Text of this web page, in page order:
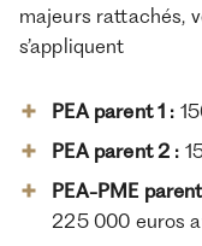
majeurs rattachés,
s’appliquent
PEA parent 1 :
PEA parent 2 :
PEA-PME
225 000 euros